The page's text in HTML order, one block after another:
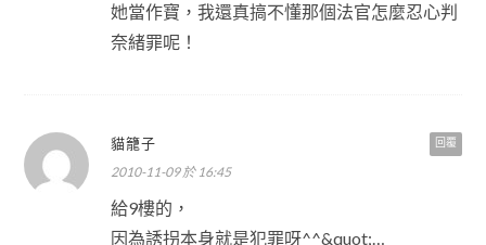
她當作寶，我還真搞不懂那個法官怎麼忍心判
奈緒罪呢！
回覆
貓籠子
2010-11-09 於 16:45
給9樓的，
因為誘拐本身就是犯罪呀^^&quot;…